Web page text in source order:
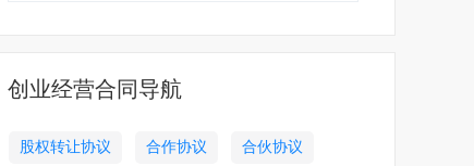
创业经营合同导航
股权转让协议 合作协议 合伙协议